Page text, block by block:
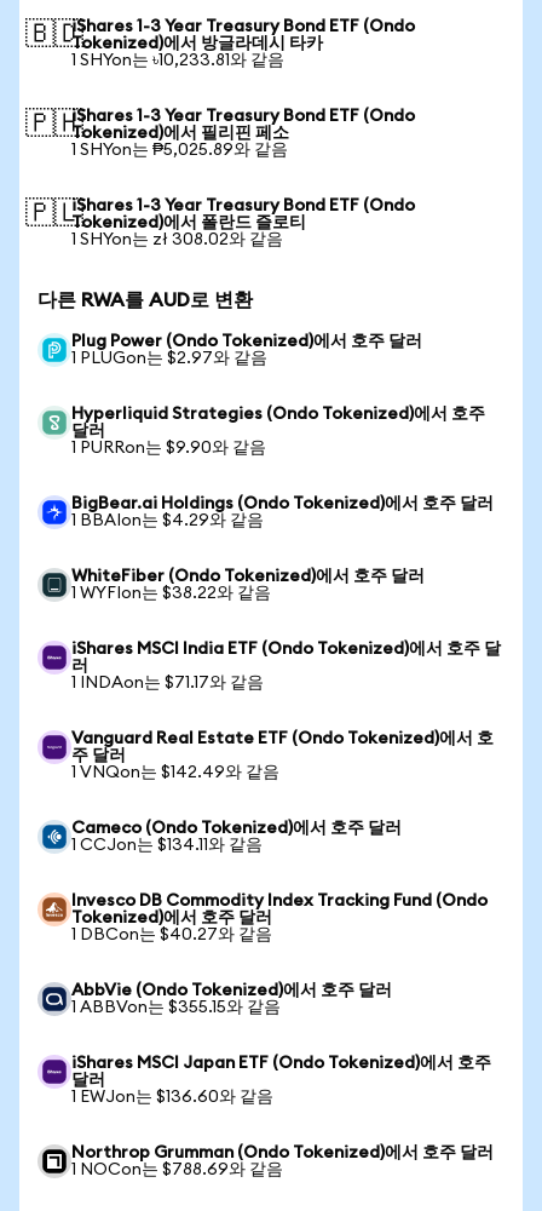
🇧🇩iShares 1-3 Year Treasury Bond ETF (Ondo
Tokenized)에서 방글라데시 타카
1 SHYon는 ৳10,233.81와 같음
🇵🇭iShares 1-3 Year Treasury Bond ETF (Ondo
Tokenized)에서 필리핀 페소
1 SHYon는 ₱5,025.89와 같음
🇵🇱iShares 1-3 Year Treasury Bond ETF (Ondo
Tokenized)에서 폴란드 즐로티
1 SHYon는 zł 308.02와 같음
다른 RWA를 AUD로 변환
Plug Power (Ondo Tokenized)에서 호주 달러
1 PLUGon는 $2.97와 같음
Hyperliquid Strategies (Ondo Tokenized)에서 호주
달러
1 PURRon는 $9.90와 같음
BigBear.ai Holdings (Ondo Tokenized)에서 호주 달러
1 BBAIon는 $4.29와 같음
WhiteFiber (Ondo Tokenized)에서 호주 달러
1 WYFIon는 $38.22와 같음
iShares MSCI India ETF (Ondo Tokenized)에서 호주 달
러
1 INDAon는 $71.17와 같음
Vanguard Real Estate ETF (Ondo Tokenized)에서 호
주 달러
1 VNQon는 $142.49와 같음
Cameco (Ondo Tokenized)에서 호주 달러
1 CCJon는 $134.11와 같음
Invesco DB Commodity Index Tracking Fund (Ondo
Tokenized)에서 호주 달러
1 DBCon는 $40.27와 같음
AbbVie (Ondo Tokenized)에서 호주 달러
1 ABBVon는 $355.15와 같음
iShares MSCI Japan ETF (Ondo Tokenized)에서 호주
달러
1 EWJon는 $136.60와 같음
Northrop Grumman (Ondo Tokenized)에서 호주 달러
1 NOCon는 $788.69와 같음